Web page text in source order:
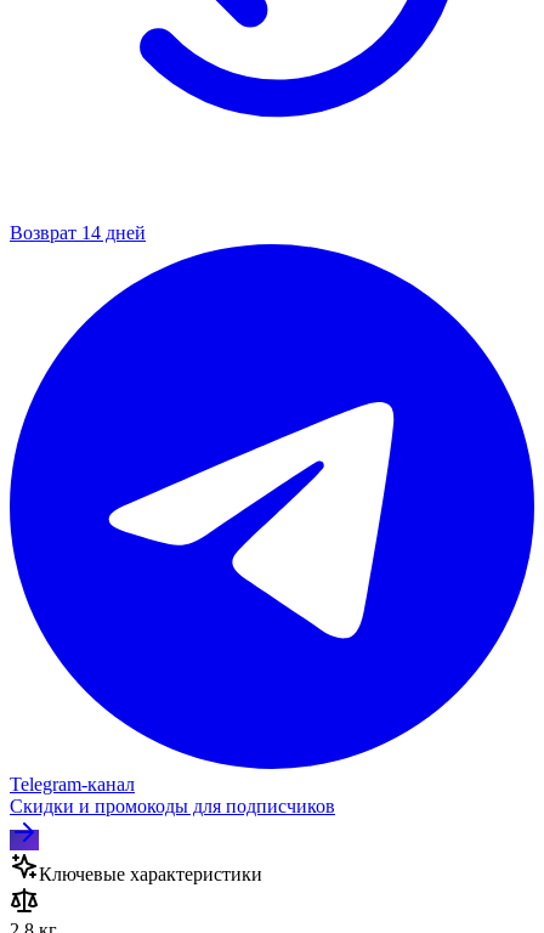
Возврат 14 дней
Telegram‑канал
Скидки и промокоды для подписчиков
Ключевые характеристики